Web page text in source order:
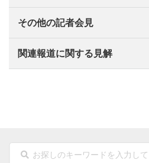
その他の記者会見
関連報道に関する見解